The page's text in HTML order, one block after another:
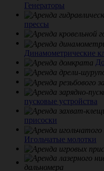
Генераторы
прессы
Динамометрические
пусковые устройства
присоски
Игольчатые молотки